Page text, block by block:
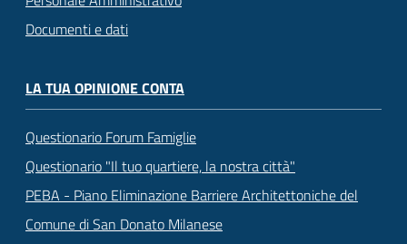
Documenti e dati
LA TUA OPINIONE CONTA
Questionario Forum Famiglie
Questionario "Il tuo quartiere, la nostra città"
PEBA - Piano Eliminazione Barriere Architettoniche del
Comune di San Donato Milanese